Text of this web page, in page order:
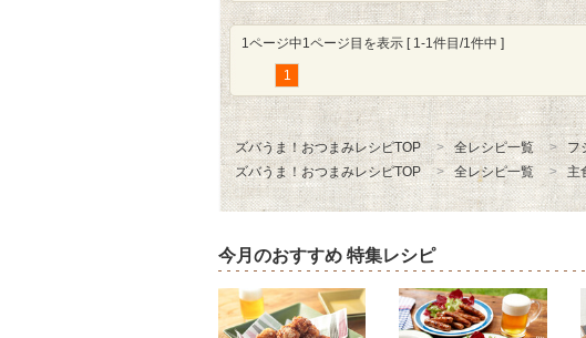
1ページ中1ページ目を表示 [ 1-1件目/1件中 ]
1
ズバうま！おつまみレシピTOP 全レシピ一覧
フ
ズバうま！おつまみレシピTOP
全レシピ一覧 主
今月のおすすめ 特集レシピ